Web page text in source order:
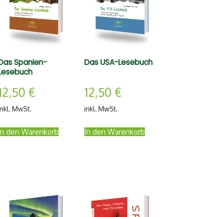
Spanien-
€
MwSt.
den Warenkorb
Das USA-Lesebuch
12,50 €
inkl. MwSt.
In den Warenkorb